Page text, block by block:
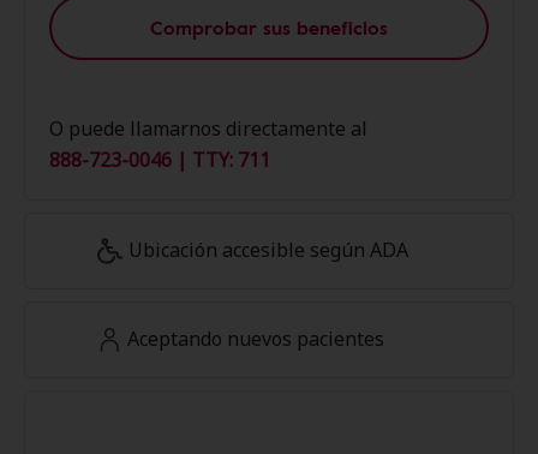
Comprobar sus beneficios
O puede llamarnos directamente al
888-723-0046 | TTY: 711
Ubicación accesible según ADA
Aceptando nuevos pacientes